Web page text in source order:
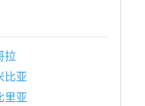
拉
比亚
里亚